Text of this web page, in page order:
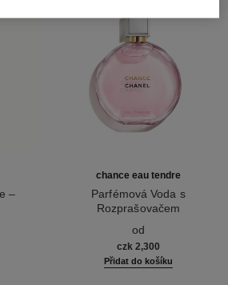
–
chance eau tendre
Parfémová Voda s
Rozprašovačem
od
czk 2,300
Přidat do košíku